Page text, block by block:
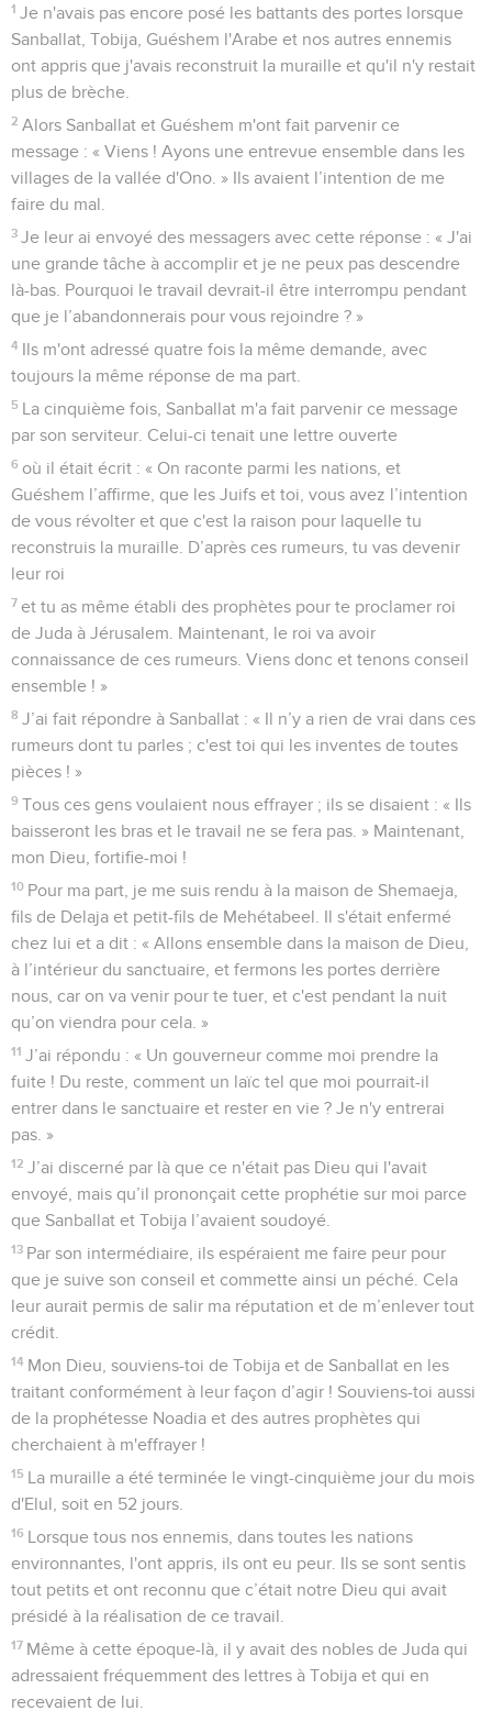
1 Je n'avais pas encore posé les battants des portes lorsque
Sanballat, Tobija, Guéshem l'Arabe et nos autres ennemis
ont appris que j'avais reconstruit la muraille et qu'il n'y restait
plus de brèche.
2 Alors Sanballat et Guéshem m'ont fait parvenir ce
message : « Viens ! Ayons une entrevue ensemble dans les
villages de la vallée d'Ono. » Ils avaient l’intention de me
faire du mal.
3 Je leur ai envoyé des messagers avec cette réponse : « J'ai
une grande tâche à accomplir et je ne peux pas descendre
là-bas. Pourquoi le travail devrait-il être interrompu pendant
que je l’abandonnerais pour vous rejoindre ? »
4 Ils m'ont adressé quatre fois la même demande, avec
toujours la même réponse de ma part.
5 La cinquième fois, Sanballat m'a fait parvenir ce message
par son serviteur. Celui-ci tenait une lettre ouverte
6 où il était écrit : « On raconte parmi les nations, et
Guéshem l’affirme, que les Juifs et toi, vous avez l’intention
de vous révolter et que c'est la raison pour laquelle tu
reconstruis la muraille. D’après ces rumeurs, tu vas devenir
leur roi
7 et tu as même établi des prophètes pour te proclamer roi
de Juda à Jérusalem. Maintenant, le roi va avoir
connaissance de ces rumeurs. Viens donc et tenons conseil
ensemble ! »
8 J’ai fait répondre à Sanballat : « Il n’y a rien de vrai dans ces
rumeurs dont tu parles ; c'est toi qui les inventes de toutes
pièces ! »
9 Tous ces gens voulaient nous effrayer ; ils se disaient : « Ils
baisseront les bras et le travail ne se fera pas. » Maintenant,
mon Dieu, fortifie-moi !
10 Pour ma part, je me suis rendu à la maison de Shemaeja,
fils de Delaja et petit-fils de Mehétabeel. Il s'était enfermé
chez lui et a dit : « Allons ensemble dans la maison de Dieu,
à l’intérieur du sanctuaire, et fermons les portes derrière
nous, car on va venir pour te tuer, et c'est pendant la nuit
qu’on viendra pour cela. »
11 J’ai répondu : « Un gouverneur comme moi prendre la
fuite ! Du reste, comment un laïc tel que moi pourrait-il
entrer dans le sanctuaire et rester en vie ? Je n'y entrerai
pas. »
12 J’ai discerné par là que ce n'était pas Dieu qui l'avait
envoyé, mais qu’il prononçait cette prophétie sur moi parce
que Sanballat et Tobija l’avaient soudoyé.
13 Par son intermédiaire, ils espéraient me faire peur pour
que je suive son conseil et commette ainsi un péché. Cela
leur aurait permis de salir ma réputation et de m’enlever tout
crédit.
14 Mon Dieu, souviens-toi de Tobija et de Sanballat en les
traitant conformément à leur façon d’agir ! Souviens-toi aussi
de la prophétesse Noadia et des autres prophètes qui
cherchaient à m'effrayer !
15 La muraille a été terminée le vingt-cinquième jour du mois
d'Elul, soit en 52 jours.
16 Lorsque tous nos ennemis, dans toutes les nations
environnantes, l'ont appris, ils ont eu peur. Ils se sont sentis
tout petits et ont reconnu que c’était notre Dieu qui avait
présidé à la réalisation de ce travail.
17 Même à cette époque-là, il y avait des nobles de Juda qui
adressaient fréquemment des lettres à Tobija et qui en
recevaient de lui.